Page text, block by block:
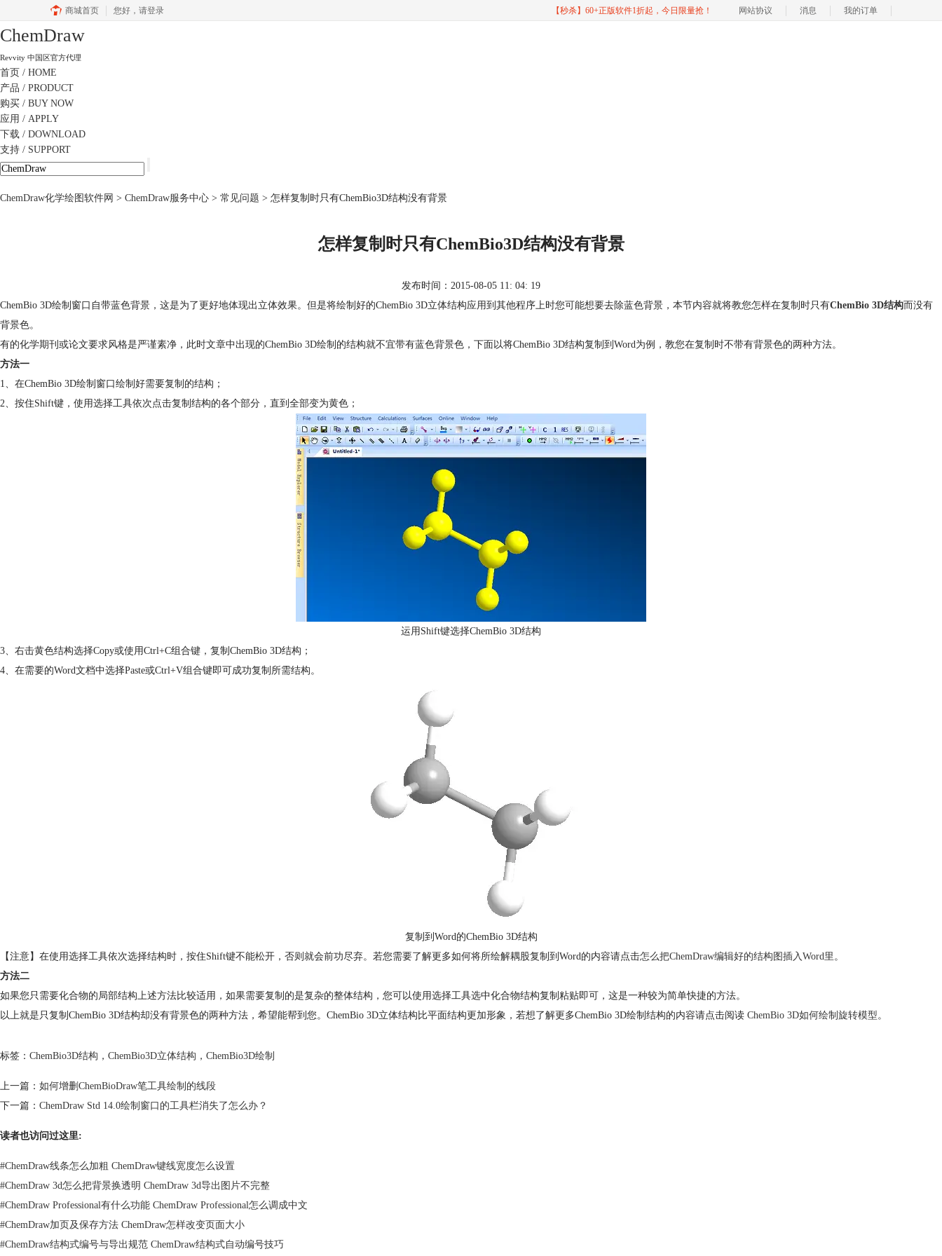
商城首页 您好， 请登录 【秒杀】60+正版软件1折起，今日限量抢！ 网站协议 消息 我的订单
ChemDraw
Revvity 中国区官方代理
首页 / HOME
产品 / PRODUCT
购买 / BUY NOW
应用 / APPLY
下载 / DOWNLOAD
支持 / SUPPORT
ChemDraw化学绘图软件网 > ChemDraw服务中心 > 常见问题 > 怎样复制时只有ChemBio3D结构没有背景
怎样复制时只有ChemBio3D结构没有背景
发布时间：2015-08-05 11: 04: 19
ChemBio 3D绘制窗口自带蓝色背景，这是为了更好地体现出立体效果。但是将绘制好的ChemBio 3D立体结构应用到其他程序上时您可能想要去除蓝色背景，本节内容就将教您怎样在复制时只有ChemBio 3D结构而没有
背景色。
有的化学期刊或论文要求风格是严谨素净，此时文章中出现的ChemBio 3D绘制的结构就不宜带有蓝色背景色，下面以将ChemBio 3D结构复制到Word为例，教您在复制时不带有背景色的两种方法。
方法一
1、在ChemBio 3D绘制窗口绘制好需要复制的结构；
2、按住Shift键，使用选择工具依次点击复制结构的各个部分，直到全部变为黄色；
运用Shift键选择ChemBio 3D结构
3、右击黄色结构选择Copy或使用Ctrl+C组合键，复制ChemBio 3D结构；
4、在需要的Word文档中选择Paste或Ctrl+V组合键即可成功复制所需结构。
复制到Word的ChemBio 3D结构
【注意】在使用选择工具依次选择结构时，按住Shift键不能松开，否则就会前功尽弃。若您需要了解更多如何将所绘解耦股复制到Word的内容请点击怎么把ChemDraw编辑好的结构图插入Word里 。
方法二
如果您只需要化合物的局部结构上述方法比较适用，如果需要复制的是复杂的整体结构，您可以使用选择工具选中化合物结构复制粘贴即可，这是一种较为简单快捷的方法。
以上就是只复制ChemBio 3D结构却没有背景色的两种方法，希望能帮到您。ChemBio 3D立体结构比平面结构更加形象，若想了解更多ChemBio 3D绘制结构的内容请点击阅读 ChemBio 3D如何绘制旋转模型。
标签： ChemBio3D结构 ， ChemBio3D立体结构 ， ChemBio3D绘制
上一篇： 如何增删ChemBioDraw笔工具绘制的线段
下一篇： ChemDraw Std 14.0绘制窗口的工具栏消失了怎么办？
读者也访问过这里:
#ChemDraw线条怎么加粗 ChemDraw键线宽度怎么设置
#ChemDraw 3d怎么把背景换透明 ChemDraw 3d导出图片不完整
#ChemDraw Professional有什么功能 ChemDraw Professional怎么调成中文
#ChemDraw加页及保存方法 ChemDraw怎样改变页面大小
#ChemDraw结构式编号与导出规范 ChemDraw结构式自动编号技巧